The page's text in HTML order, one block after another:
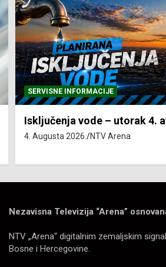
SERVISNE INFORMACIJE
Isključenja vode – utorak 4.
4. Augusta 2026. NTV Arena
Nezavisna Televizija “Arena”
NTV „Arena“ digitalnim zemaljskim
Bosne i Hercegovine.